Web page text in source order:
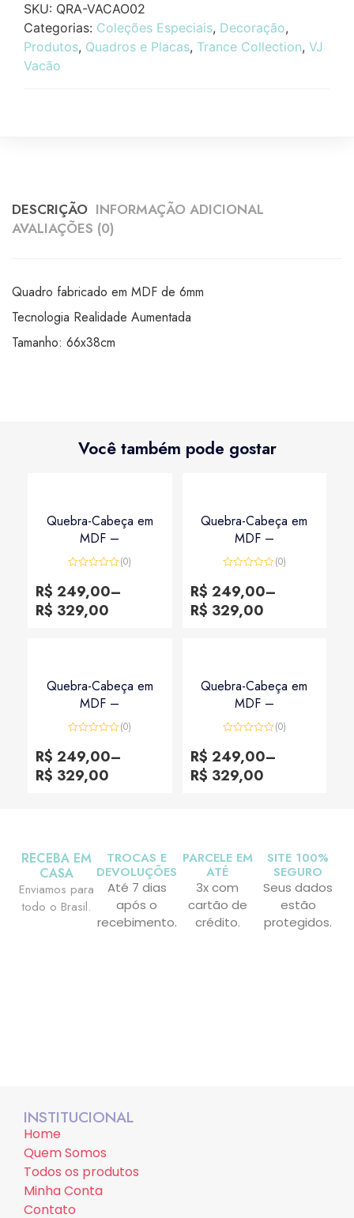
SKU: QRA-VACAO02
Categorias: Coleções Especiais, Decoração,
Produtos, Quadros e Placas, Trance Collection, VJ
Vacão
DESCRIÇÃO INFORMAÇÃO ADICIONAL
AVALIAÇÕES (0)
Quadro fabricado em MDF de 6mm
Tecnologia Realidade Aumentada
Tamanho: 66x38cm
Você também pode gostar
Quebra-Cabeça em
MDF –
0
de
5
(0)
R$ 249,00–
R$ 329,00
Quebra-Cabeça em
MDF –
0
de
5
(0)
R$ 249,00–
R$ 329,00
Quebra-Cabeça em
MDF –
0
de
5
(0)
R$ 249,00–
R$ 329,00
Quebra-Cabeça em
MDF –
0
de
5
(0)
R$ 249,00–
R$ 329,00
RECEBA EM
CASA
Enviamos para
todo o Brasil.
TROCAS E
DEVOLUÇÕES
Até 7 dias
após o
recebimento.
PARCELE EM
ATÉ
3x com
cartão de
crédito.
SITE 100%
SEGURO
Seus dados
estão
protegidos.
INSTITUCIONAL
Home
Quem Somos
Todos os produtos
Minha Conta
Contato